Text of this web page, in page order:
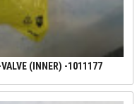
(INNER) -1011177